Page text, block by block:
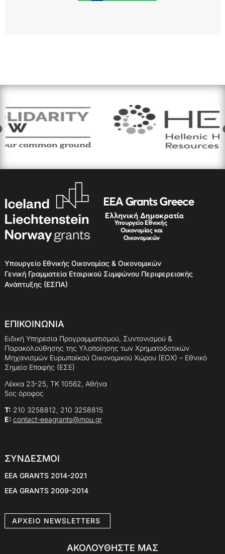
Υπουργείο Εθνικής Οικονομίας & Οικονομικών
Γενική Γραμματεία Εταιρικού Συμφώνου Περιφερειακής
Ανάπτυξης (ΕΣΠΑ)
ΕΠΙΚΟΙΝΩΝΙΑ
Ειδική Υπηρεσία Προγραμματισμού, Συντονισμού &
Παρακολούθησης της Υλοποίησης των Χρηματοδοτικών
Μηχανισμών Ευρωπαϊκού Οικονομικού Χώρου (ΕΟΧ) – Εθνικό
Σημείο Επαφής (ΕΣΕ)
Λέκκα 23-25, ΤΚ 10562, Αθήνα
5ος όροφος
Τ: 210 3258812, 210 3258815
E: contact-eeagrants@mou.gr
ΣΥΝΔΕΣΜΟΙ
EEA GRANTS 2014-2021
EEA GRANTS 2009-2014
AΡXEIO NEWSLETTERS
ΑΚΟΛΟΥΘΗΣΤΕ ΜΑΣ